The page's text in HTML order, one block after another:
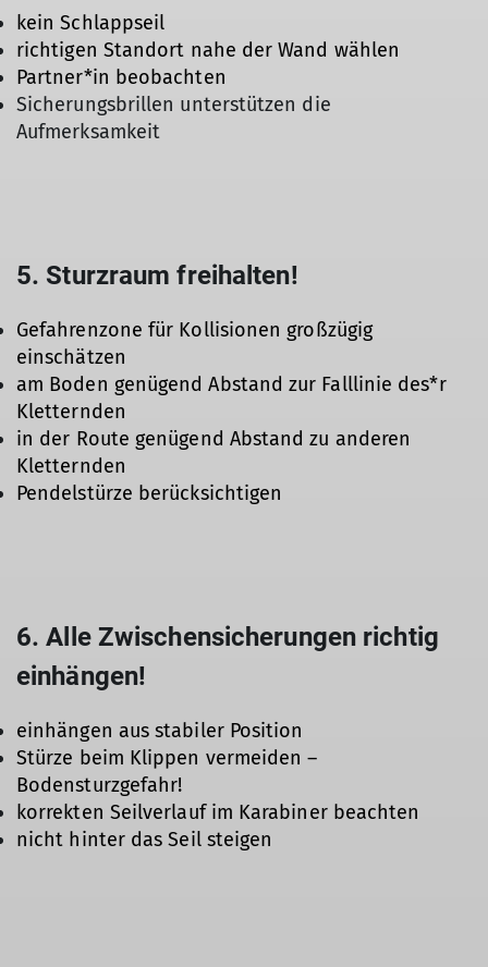
kein Schlappseil
richtigen Standort nahe der Wand wählen
Partner*in beobachten
Sicherungsbrillen unterstützen die
Aufmerksamkeit
5. Sturzraum freihalten!
Gefahrenzone für Kollisionen großzügig
einschätzen
am Boden genügend Abstand zur Falllinie des*r
Kletternden
in der Route genügend Abstand zu anderen
Kletternden
Pendelstürze berücksichtigen
6. Alle Zwischensicherungen richtig
einhängen!
einhängen aus stabiler Position
Stürze beim Klippen vermeiden –
Bodensturzgefahr!
korrekten Seilverlauf im Karabiner beachten
nicht hinter das Seil steigen